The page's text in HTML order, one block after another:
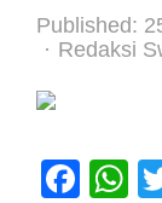
Published:
Author
Redaksi